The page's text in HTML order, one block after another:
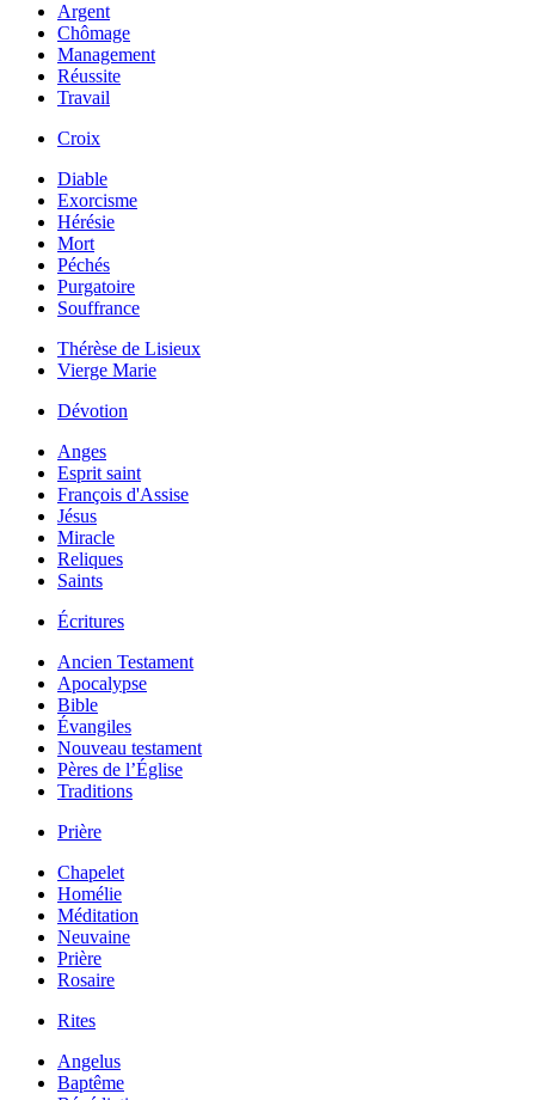
Argent
Chômage
Management
Réussite
Travail
Croix
Diable
Exorcisme
Hérésie
Mort
Péchés
Purgatoire
Souffrance
Thérèse de Lisieux
Vierge Marie
Dévotion
Anges
Esprit saint
François d'Assise
Jésus
Miracle
Reliques
Saints
Écritures
Ancien Testament
Apocalypse
Bible
Évangiles
Nouveau testament
Pères de l’Église
Traditions
Prière
Chapelet
Homélie
Méditation
Neuvaine
Prière
Rosaire
Rites
Angelus
Baptême